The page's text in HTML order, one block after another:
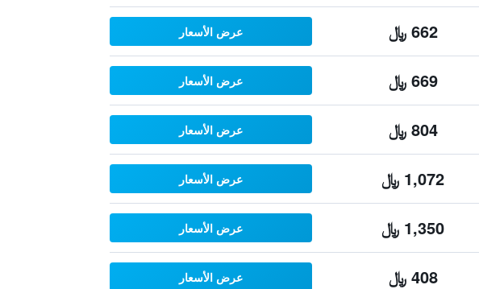
662 ﷼ عرض الأسعار
669 ﷼ عرض الأسعار
804 ﷼ عرض الأسعار
1,072 ﷼ عرض الأسعار
1,350 ﷼ عرض الأسعار
408 ﷼ عرض الأسعار